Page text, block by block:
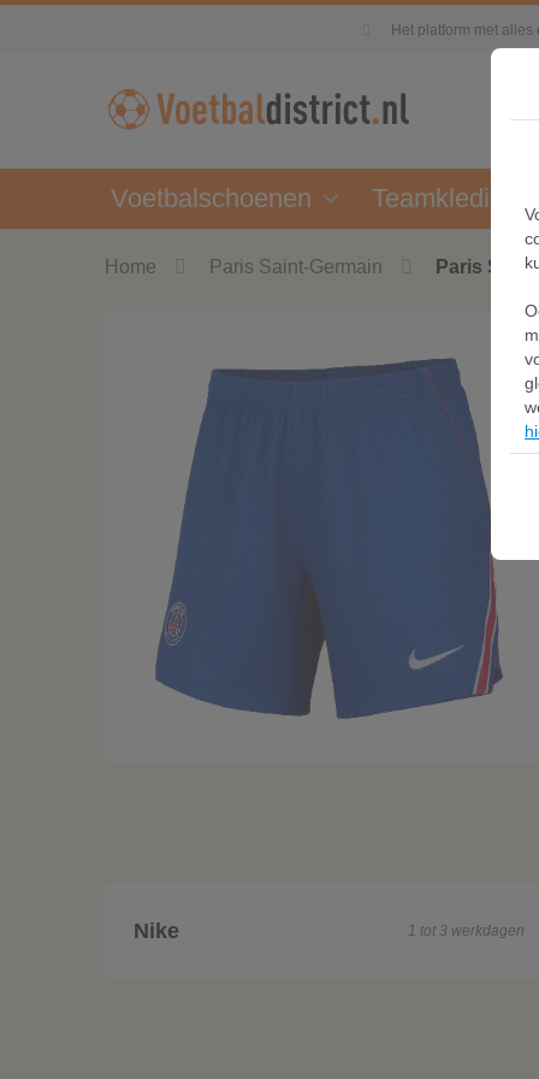
Het platform met
Voetbalschoenen Teamkleding
Home Paris Saint-Germain Paris
Nike 1 tot 3 werkdagen